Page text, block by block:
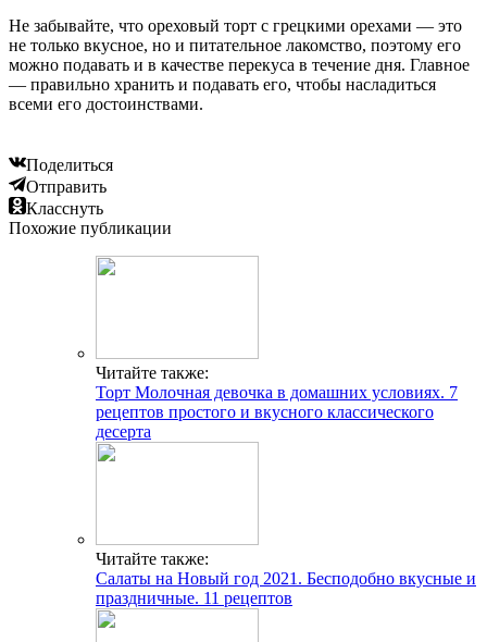
Не забывайте, что ореховый торт с грецкими орехами — это
не только вкусное, но и питательное лакомство, поэтому его
можно подавать и в качестве перекуса в течение дня. Главное
— правильно хранить и подавать его, чтобы насладиться
всеми его достоинствами.
Поделиться
Отправить
Класснуть
Похожие публикации
Читайте также:
Торт Молочная девочка в домашних условиях. 7
рецептов простого и вкусного классического
десерта
Читайте также:
Салаты на Новый год 2021. Бесподобно вкусные и
праздничные. 11 рецептов